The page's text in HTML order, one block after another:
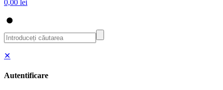
0,00 lei
✕
Autentificare